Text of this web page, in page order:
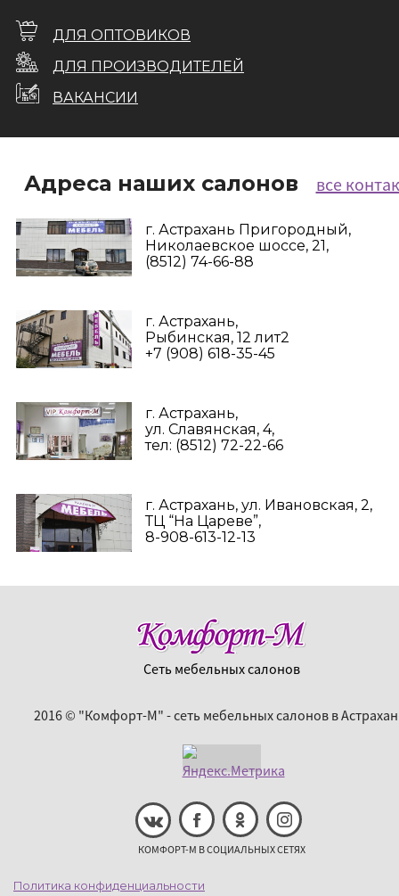
ДЛЯ ОПТОВИКОВ
ДЛЯ ПРОИЗВОДИТЕЛЕЙ
ВАКАНСИИ
Адреса наших салонов все
г. Астрахань Пригородный,
Николаевское шоссе, 21,
(8512) 74-66-88
г. Астрахань,
Рыбинская, 12 лит2
+7 (908) 618-35-45‬
г. Астрахань,
ул. Славянская, 4,
тел: (8512) 72-22-66
г. Астрахань, ул. Ивановская, 2,
ТЦ “На Цареве”,
8-908-613-12-13
Сеть мебельных салонов
2016 © "Комфорт-М" - сеть мебельных салонов в
КОМФОРТ-М В СОЦИАЛЬНЫХ СЕТЯХ
Политика конфиденциальности